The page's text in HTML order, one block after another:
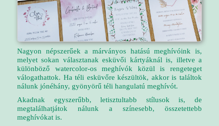
Nagyon népszerűek a márványos hatású meghívóink is,
melyet sokan választanak esküvői kártyáknál is, illetve a
különböző watercolor-os meghívók közül is rengeteget
válogathattok. Ha téli esküvőre készültök, akkor is találtok
nálunk jónéhány, gyönyörű téli hangulatú meghívót.
Akadnak egyszerűbb, letisztultabb stílusok is, de
megtalálhatjátok nálunk a színesebb, összetettebb
meghívókat is.